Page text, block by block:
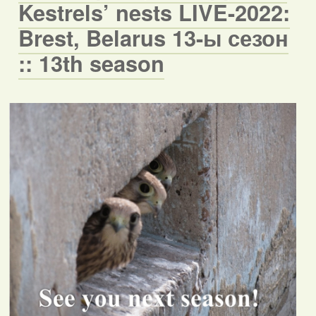
Kestrels’ nests LIVE-2022:
Brest, Belarus 13-ы сезон
:: 13th season